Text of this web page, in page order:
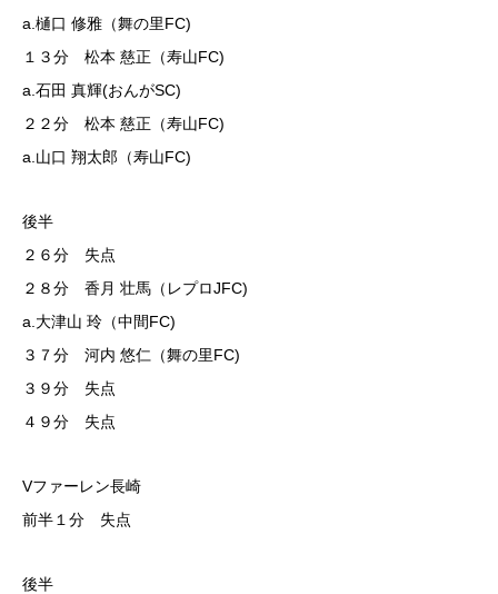
a.樋口 修雅（舞の里FC)
１３分 松本 慈正（寿山FC)
a.石田 真輝(おんがSC)
２２分 松本 慈正（寿山FC)
a.山口 翔太郎（寿山FC)
後半
２６分 失点
２８分 香月 壮馬（レプロJFC)
a.大津山 玲（中間FC)
３７分 河内 悠仁（舞の里FC)
３９分 失点
４９分 失点
Vファーレン長崎
前半１分 失点
後半